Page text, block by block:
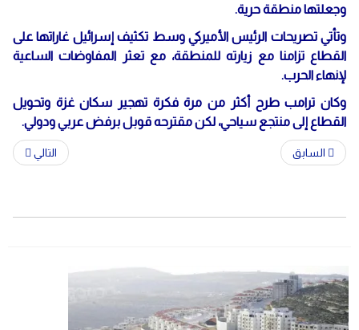
وجعلتها منطقة حرية.
وتأتي تصريحات الرئيس الأميركي وسط تكثيف إسرائيل غاراتها على
القطاع تزامنا مع زيارته للمنطقة، مع تعثر المفاوضات الساعية
لإنهاء الحرب.
وكان ترامب طرح أكثر من مرة فكرة تهجير سكان غزة وتحويل
القطاع إلى منتجع سياحي، لكن مقترحه قوبل برفض عربي ودولي.
السابق التالي